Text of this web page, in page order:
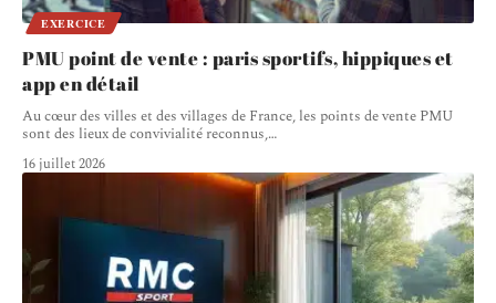
EXERCICE
PMU point de vente : paris sportifs, hippiques et
app en détail
Au cœur des villes et des villages de France, les points de vente PMU
sont des lieux de convivialité reconnus,…
16 juillet 2026